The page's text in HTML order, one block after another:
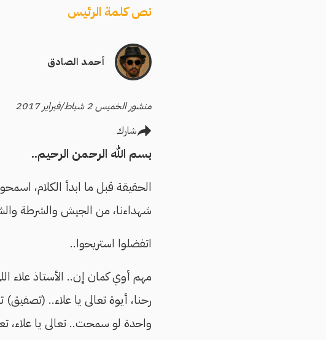
نص كلمة الرئيس
أحمد الصادق
منشور الخميس 2 شباط/فبراير 2017
شارك
بسم الله الرحمن الرحيم..
الحقيقة قبل ما ابدأ الكلام،
شهداءنا، من الجيش والشرطة
اتفضلوا استريحوا..
مهم أوي كمان إن.. الأستاذ علاء
رحنا، أيوة تعالى يا علاء..
واحدة لو سمحت.. تعالى يا علاء،